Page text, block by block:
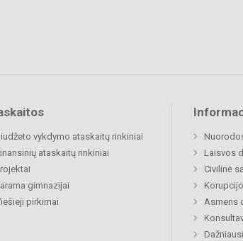
vykdymo ataskaitų rinkiniai
ataskaitų rinkiniai
gimnazijai
pirkimai
Laisvos
Civilinė
Asmens